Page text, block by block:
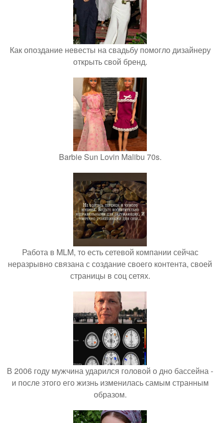
Как опоздание невесты на свадьбу помогло дизайнеру
открыть свой бренд.
Barbie Sun Lovin Malibu 70s.
Работа в MLM, то есть сетевой компании сейчас
неразрывно связана с создание своего контента, своей
страницы в соц сетях.
В 2006 году мужчина ударился головой о дно бассейна -
и после этого его жизнь изменилась самым странным
образом.